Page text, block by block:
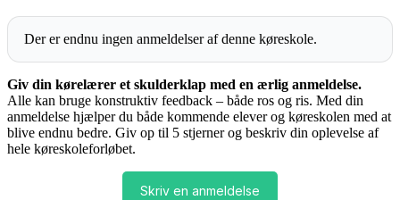
Der er endnu ingen anmeldelser af denne køreskole.
Giv din kørelærer et skulderklap med en ærlig anmeldelse.
Alle kan bruge konstruktiv feedback – både ros og ris. Med din
anmeldelse hjælper du både kommende elever og køreskolen med at
blive endnu bedre. Giv op til 5 stjerner og beskriv din oplevelse af
hele køreskoleforløbet.
Skriv en anmeldelse